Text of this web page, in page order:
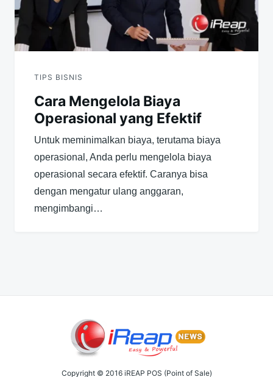
TIPS BISNIS
Cara Mengelola Biaya
Operasional yang Efektif
Untuk meminimalkan biaya, terutama biaya
operasional, Anda perlu mengelola biaya
operasional secara efektif. Caranya bisa
dengan mengatur ulang anggaran,
mengimbangi…
Copyright © 2016 iREAP POS (Point of Sale)